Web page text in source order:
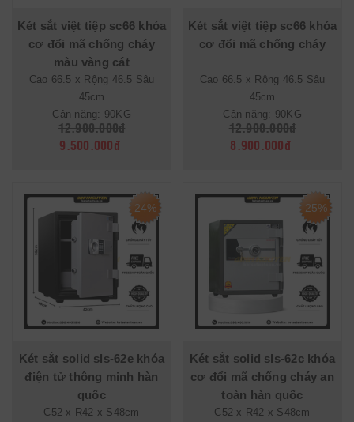
Két sắt việt tiệp sc66 khóa
cơ đổi mã chống cháy
màu vàng cát
Cao 66.5 x Rộng 46.5 Sâu
45cm
Cân nặng: 90KG
12.900.000đ
9.500.000đ
Két sắt việt tiệp sc66 khóa
cơ đổi mã chống cháy
Cao 66.5 x Rộng 46.5 Sâu
45cm
Cân nặng: 90KG
12.900.000đ
8.900.000đ
24%
Két sắt solid sls-62e khóa
điện tử thông minh hàn
quốc
C52 x R42 x S48cm
25%
Két sắt solid sls-62c khóa
cơ đổi mã chống cháy an
toàn hàn quốc
C52 x R42 x S48cm